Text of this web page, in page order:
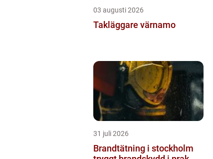
03 augusti 2026
Takläggare värnamo
31 juli 2026
Brandtätning i stockholm